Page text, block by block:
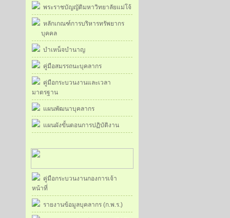
พระราชบัญญัติมหาวิทยาลัยแม่โจ้
หลักเกณฑ์การบริหารทรัพยากร
บุคคล
บำเหน็จบำนาญ
คู่มือสมรรถนะบุคลากร
คู่มือกระบวนงานและเวลา
มาตรฐาน
แผนพัฒนาบุคลากร
แผนผังขั้นตอนการปฏิบัติงาน
คู่มือกระบวนงานกองการเจ้า
หน้าที่
รายงานข้อมูลบุคลากร (ก.พ.ร.)